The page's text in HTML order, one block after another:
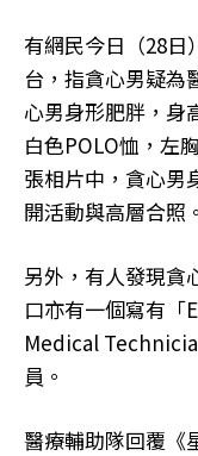
有網民今日（28日
台，指貪心男疑為
心男身形肥胖，身
白色POLO恤，左
張相片中，貪心男
開活動與高層合照。
另外，有人發現貪
口亦有一個寫有
Medical
員。
醫療輔助隊回覆《